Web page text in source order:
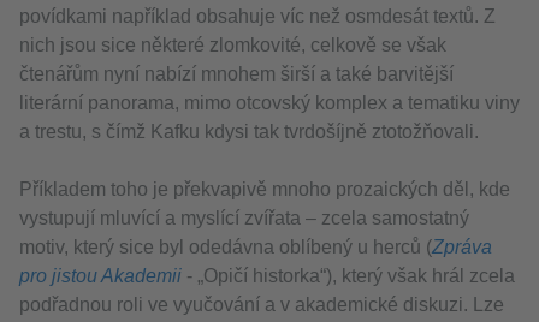
povídkami například obsahuje víc než osmdesát textů. Z
nich jsou sice některé zlomkovité, celkově se však
čtenářům nyní nabízí mnohem širší a také barvitější
literární panorama, mimo otcovský komplex a tematiku viny
a trestu, s čímž Kafku kdysi tak tvrdošíjně ztotožňovali.
Příkladem toho je překvapivě mnoho prozaických děl, kde
vystupují mluvící a myslící zvířata – zcela samostatný
motiv, který sice byl odedávna oblíbený u herců (Zpráva
pro jistou Akademii - „Opičí historka“), který však hrál zcela
podřadnou roli ve vyučování a v akademické diskuzi. Lze